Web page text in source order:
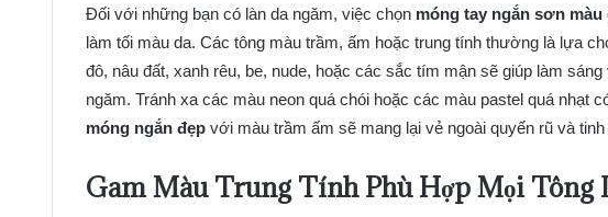
Đối với những bạn có làn da ngăm, việc chọn móng tay ngắn sơn màu
làm tối màu da. Các tông màu trầm, ấm hoặc trung tính thường là lựa
đô, nâu đất, xanh rêu, be, nude, hoặc các sắc tím mận sẽ giúp làm
ngăm. Tránh xa các màu neon quá chói hoặc các màu pastel quá nhạt
móng ngắn đẹp với màu trầm ấm sẽ mang lại vẻ ngoài quyến rũ và tinh
Gam Màu Trung Tính Phù Hợp Mọi Tông